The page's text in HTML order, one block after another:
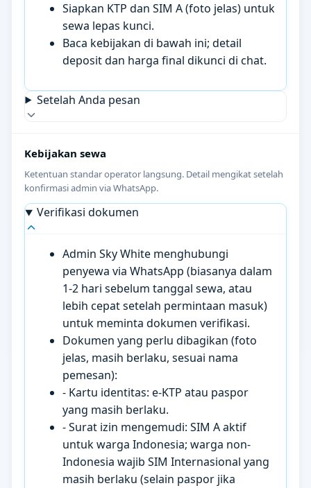
Siapkan KTP dan SIM A (foto jelas) untuk
sewa lepas kunci.
Baca kebijakan di bawah ini; detail
deposit dan harga final dikunci di chat.
Setelah Anda pesan
Kebijakan sewa
Ketentuan standar operator langsung. Detail mengikat setelah
konfirmasi admin via WhatsApp.
Verifikasi dokumen
Admin Sky White menghubungi
penyewa via WhatsApp (biasanya dalam
1-2 hari sebelum tanggal sewa, atau
lebih cepat setelah permintaan masuk)
untuk meminta dokumen verifikasi.
Dokumen yang perlu dibagikan (foto
jelas, masih berlaku, sesuai nama
pemesan):
- Kartu identitas: e-KTP atau paspor
yang masih berlaku.
- Surat izin mengemudi: SIM A aktif
untuk warga Indonesia; warga non-
Indonesia wajib SIM Internasional yang
masih berlaku (selain paspor jika